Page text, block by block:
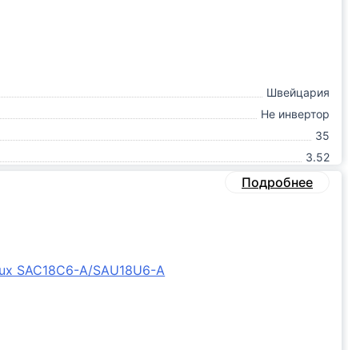
Швейцария
Не инвертор
35
3.52
Подробнее